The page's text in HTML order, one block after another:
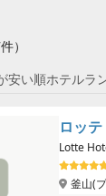
）
安い順ホテルラ
ロッ
Lotte
釜山(